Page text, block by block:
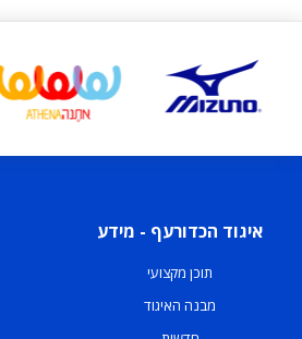
איגוד הכדורעף - מידע
תוכן מקצועי
מבנה האיגוד